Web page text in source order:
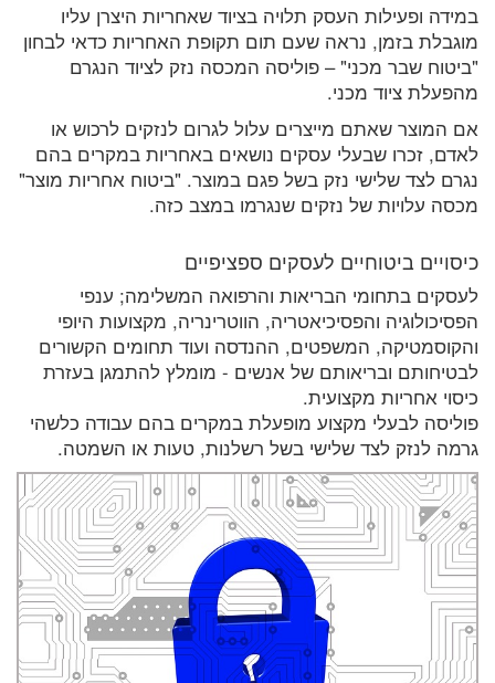
במידה ופעילות העסק תלויה בציוד שאחריות היצרן עליו
מוגבלת בזמן, נראה שעם תום תקופת האחריות כדאי לבחון
"ביטוח שבר מכני" – פוליסה המכסה נזק לציוד הנגרם
מהפעלת ציוד מכני.
אם המוצר שאתם מייצרים עלול לגרום לנזקים לרכוש או
לאדם, זכרו שבעלי עסקים נושאים באחריות במקרים בהם
נגרם לצד שלישי נזק בשל פגם במוצר. "ביטוח אחריות מוצר"
מכסה עלויות של נזקים שנגרמו במצב כזה.
כיסויים ביטוחיים לעסקים ספציפיים
לעסקים בתחומי הבריאות והרפואה המשלימה; ענפי
הפסיכולוגיה והפסיכיאטריה, הווטרינריה, מקצועות היופי
והקוסמטיקה, המשפטים, ההנדסה ועוד תחומים הקשורים
לבטיחותם ובריאותם של אנשים - מומלץ להתמגן בעזרת
כיסוי אחריות מקצועית.
פוליסה לבעלי מקצוע מופעלת במקרים בהם עבודה כלשהי
גרמה לנזק לצד שלישי בשל רשלנות, טעות או השמטה.